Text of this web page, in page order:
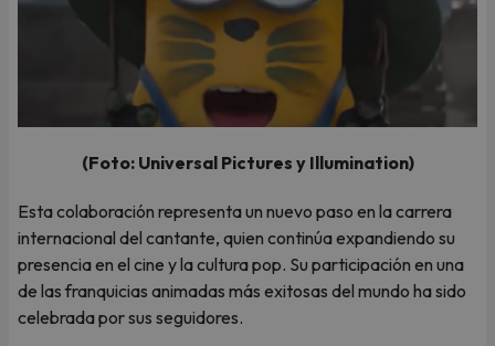
(Foto: Universal Pictures y Illumination)
Esta colaboración representa un nuevo paso en la carrera
internacional del cantante, quien continúa expandiendo su
presencia en el cine y la cultura pop. Su participación en una
de las franquicias animadas más exitosas del mundo ha sido
celebrada por sus seguidores.